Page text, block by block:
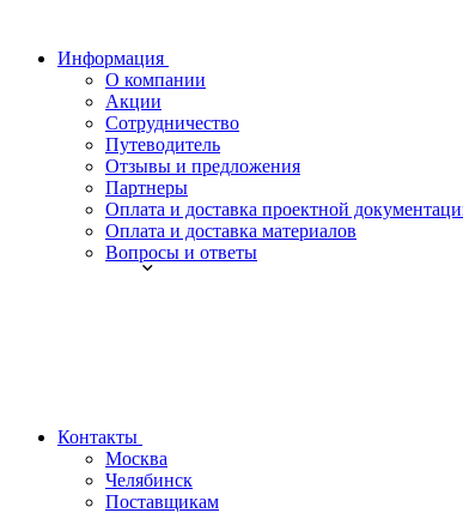
Информация
О компании
Акции
Сотрудничество
Путеводитель
Отзывы и предложения
Партнеры
Оплата и доставка проектной
Оплата и доставка материалов
Вопросы и ответы
Контакты
Москва
Челябинск
Поставщикам